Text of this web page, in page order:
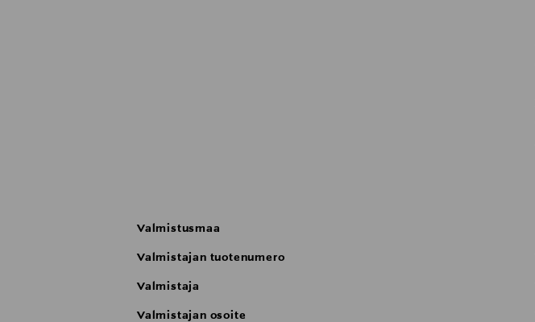
Valmistusmaa
Valmistajan tuotenumero
Valmistaja
Valmistajan osoite